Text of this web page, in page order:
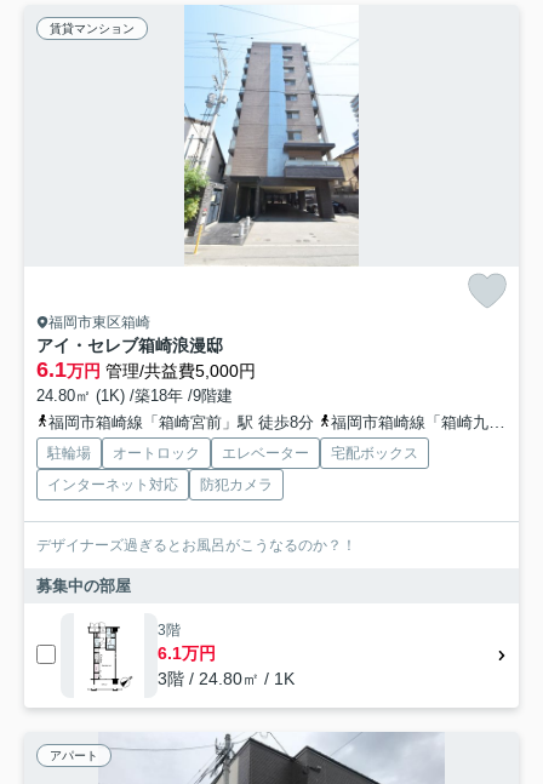
賃貸マンション
福岡市東区箱崎
アイ・セレブ箱崎浪漫邸
6.1万円 管理/共益費5,000円
24.80㎡ (1K) /築18年 /9階建
福岡市箱崎線「箱崎宮前」駅 徒歩8分
福岡市箱崎線「箱崎九大前」駅 徒歩8分
駐輪場 オートロック エレベーター
宅配ボックス
インターネット対応
防犯カメラ
デザイナーズ過ぎるとお風呂がこうなるのか？！
募集中の部屋
3階
6.1万円
3階 / 24.80㎡ / 1K
アパート